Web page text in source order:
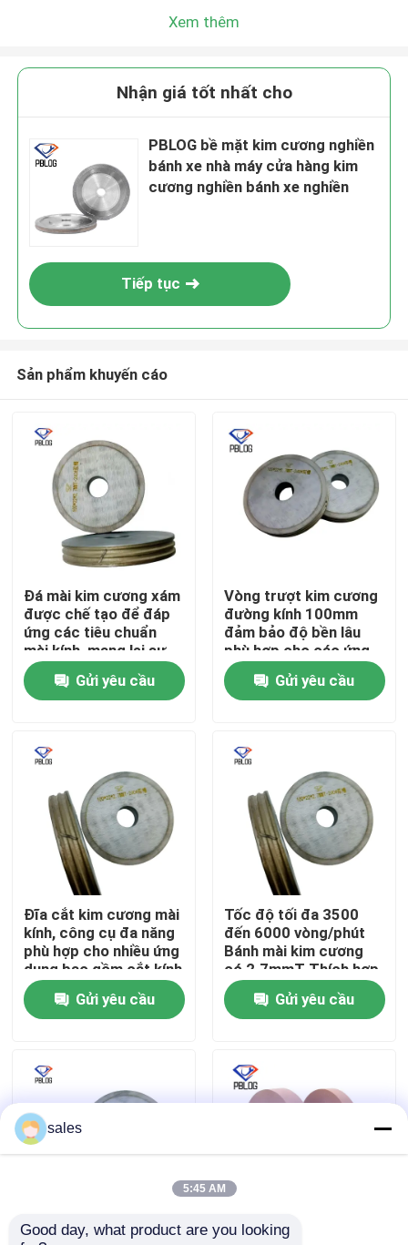
Để lại lời nhắn
Về chúng tôi
Tham quan nhà máy
Kiểm soát chất lượng
Liên hệ chúng tôi
Tin tức
Yêu cầu báo giá
Đá mài mạ điện
Xem thêm
Nhận giá tốt nhất cho
PBLOG bề mặt kim cương nghiền
bánh xe nhà máy cửa hàng kim
cương nghiền bánh xe nghiền
Tiếp tục
Sản phẩm khuyến cáo
Đá mài kim cương xám
được chế tạo để đáp
ứng các tiêu chuẩn
mài kính, mang lại sự
phân bố hạt đồng đều
và độ bền cao.
Gửi yêu cầu
Vòng trượt kim cương
đường kính 100mm
đảm bảo độ bền lâu
phù hợp cho các ứng
dụng kỹ thuật chính
xác
Gửi yêu cầu
Đĩa cắt kim cương mài
kính, công cụ đa năng
phù hợp cho nhiều ứng
dụng bao gồm cắt kính
và đá
Gửi yêu cầu
Tốc độ tối đa 3500
đến 6000 vòng/phút
Bánh mài kim cương
có 2.7mmT Thích hợp
cho công nghiệp
Gửi yêu cầu
Gray nghiền kim cương
Arbor Hole 30mm
sales
5:45 AM
Good day, what product are you looking